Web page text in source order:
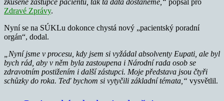
Zdravé Zprávy.
Nyní se na SÚKLu dokonce chystá nový „pacientský poradní
orgán“, dodal.
„Nyní jsme v procesu, kdy jsem si vyžádal absolventy Eupati, ale byl
bych rád, aby v něm byla zastoupena i Národní rada osob se
zdravotním postižením i další zástupci. Moje představa jsou čtyři
schůzky do roka. Teď bychom si vytyčili základní témata,“ vysvětlil.